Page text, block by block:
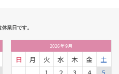
業日です。
2026年9月
日 月 火 水 木 金
土